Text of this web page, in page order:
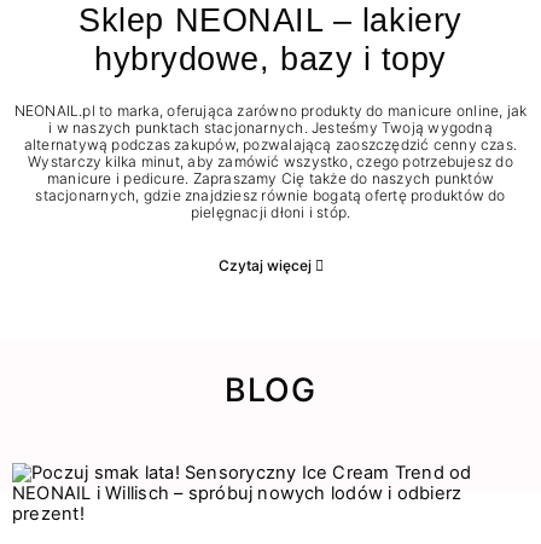
Sklep NEONAIL – lakiery
hybrydowe, bazy i topy
NEONAIL.pl to marka, oferująca zarówno produkty do manicure online, jak
i w naszych punktach stacjonarnych. Jesteśmy Twoją wygodną
alternatywą podczas zakupów, pozwalającą zaoszczędzić cenny czas.
Wystarczy kilka minut, aby zamówić wszystko, czego potrzebujesz do
manicure i pedicure. Zapraszamy Cię także do naszych punktów
stacjonarnych, gdzie znajdziesz równie bogatą ofertę produktów do
pielęgnacji dłoni i stóp.
Czytaj więcej
BLOG